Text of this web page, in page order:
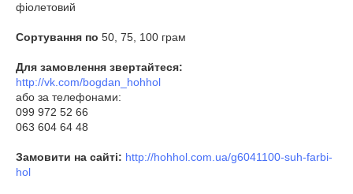
фіолетовий
Сортування по 50, 75, 100 грам
Для замовлення звертайтеся:
http://vk.com/bogdan_hohhol
або за телефонами:
099 972 52 66
063 604 64 48
Замовити на сайті: http://hohhol.com.ua/g6041100-suh-farbi-
hol